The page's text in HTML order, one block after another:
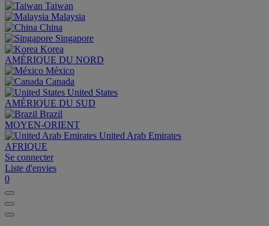
Taiwan
Malaysia
China
Singapore
Korea
AMÉRIQUE DU NORD
México
Canada
United States
AMÉRIQUE DU SUD
Brazil
MOYEN-ORIENT
United Arab Emirates
AFRIQUE
Se connecter
Liste d'envies
0